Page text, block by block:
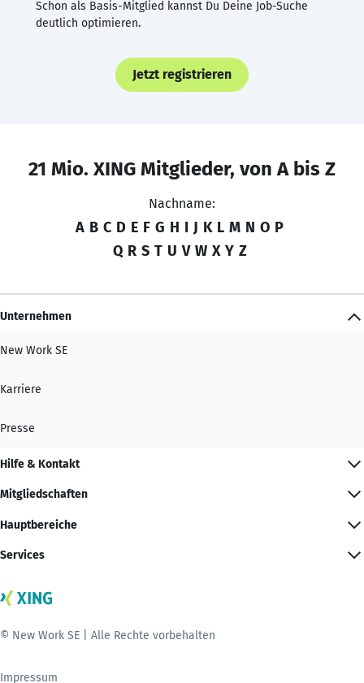
Schon als Basis-Mitglied kannst Du Deine Job-Suche
deutlich optimieren.
Jetzt registrieren
21 Mio. XING Mitglieder, von A bis Z
Nachname:
A B C D E F G H I J K L M N O P
Q R S T U V W X Y Z
Unternehmen
New Work SE
Karriere
Presse
Hilfe & Kontakt
Mitgliedschaften
Hauptbereiche
Services
© New Work SE | Alle Rechte vorbehalten
Impressum